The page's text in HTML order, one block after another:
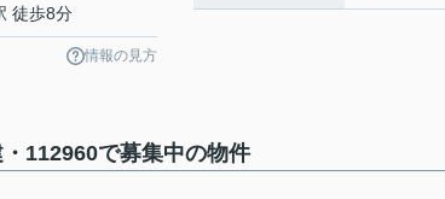
徒歩8分
情報の見方
112960で募集中の物件